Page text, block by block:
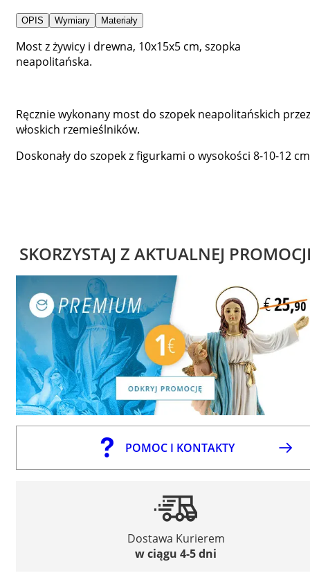
OPIS Wymiary Materiały
Most z żywicy i drewna, 10x15x5 cm, szopka
neapolitańska.
Ręcznie wykonany most do szopek neapolitańskich przez
włoskich rzemieślników.
Doskonały do szopek z figurkami o wysokości 8-10-12
SKORZYSTAJ Z AKTUALNEJ
POMOC I KONTAKTY
Dostawa Kurierem
w ciągu 4-5 dni